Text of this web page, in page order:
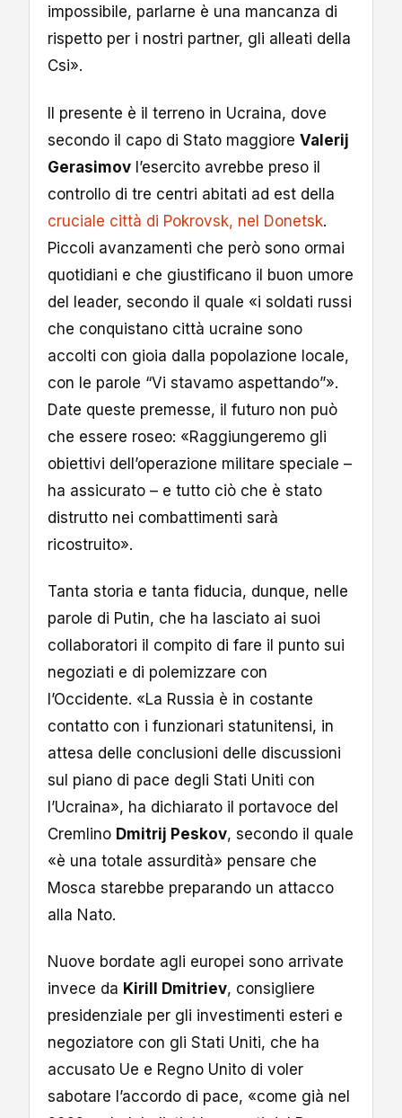
impossibile, parlarne è una mancanza di
rispetto per i nostri partner, gli alleati della
Csi».
Il presente è il terreno in Ucraina, dove
secondo il capo di Stato maggiore Valerij
Gerasimov l’esercito avrebbe preso il
controllo di tre centri abitati ad est della
cruciale città di Pokrovsk, nel Donetsk.
Piccoli avanzamenti che però sono ormai
quotidiani e che giustificano il buon umore
del leader, secondo il quale «i soldati russi
che conquistano città ucraine sono
accolti con gioia dalla popolazione locale,
con le parole “Vi stavamo aspettando”».
Date queste premesse, il futuro non può
che essere roseo: «Raggiungeremo gli
obiettivi dell’operazione militare speciale –
ha assicurato – e tutto ciò che è stato
distrutto nei combattimenti sarà
ricostruito».
Tanta storia e tanta fiducia, dunque, nelle
parole di Putin, che ha lasciato ai suoi
collaboratori il compito di fare il punto sui
negoziati e di polemizzare con
l’Occidente. «La Russia è in costante
contatto con i funzionari statunitensi, in
attesa delle conclusioni delle discussioni
sul piano di pace degli Stati Uniti con
l’Ucraina», ha dichiarato il portavoce del
Cremlino Dmitrij Peskov, secondo il quale
«è una totale assurdità» pensare che
Mosca starebbe preparando un attacco
alla Nato.
Nuove bordate agli europei sono arrivate
invece da Kirill Dmitriev, consigliere
presidenziale per gli investimenti esteri e
negoziatore con gli Stati Uniti, che ha
accusato Ue e Regno Unito di voler
sabotare l’accordo di pace, «come già nel